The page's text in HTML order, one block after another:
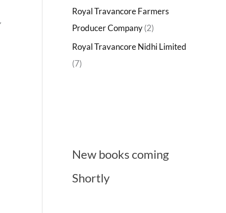
Royal Travancore Farmers
Producer Company(2)
Royal Travancore Nidhi Limited
(7)
New books coming
Shortly